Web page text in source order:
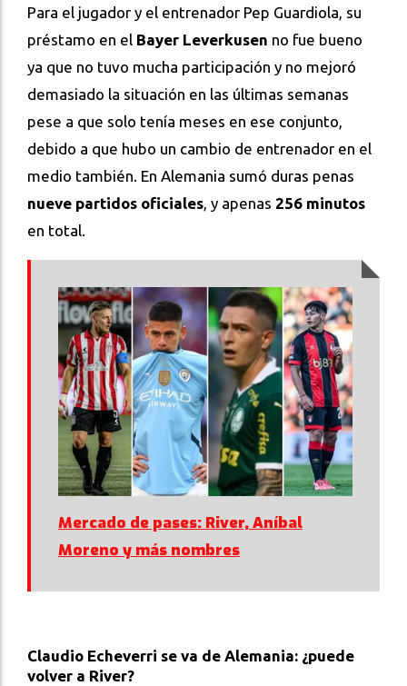
Para el jugador y el entrenador Pep Guardiola, su
préstamo en el Bayer Leverkusen no fue bueno
ya que no tuvo mucha participación y no mejoró
demasiado la situación en las últimas semanas
pese a que solo tenía meses en ese conjunto,
debido a que hubo un cambio de entrenador en el
medio también. En Alemania sumó duras penas
nueve partidos oficiales, y apenas 256 minutos
en total.
Mercado de pases: River, Aníbal
Moreno y más nombres
Claudio Echeverri se va de Alemania: ¿puede
volver a River?